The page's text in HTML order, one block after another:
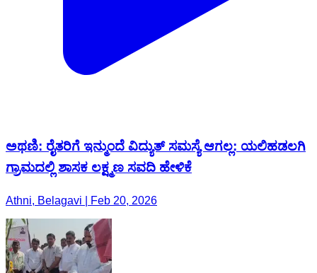
ಅಥಣಿ: ರೈತರಿಗೆ ಇನ್ಮುಂದೆ ವಿದ್ಯುತ್ ಸಮಸ್ಯೆ ಆಗಲ್ಲ: ಯಲಿಹಡಲಗಿ
ಗ್ರಾಮದಲ್ಲಿ ಶಾಸಕ ಲಕ್ಷ್ಮಣ ಸವದಿ ಹೇಳಿಕೆ
Athni, Belagavi | Feb 20, 2026